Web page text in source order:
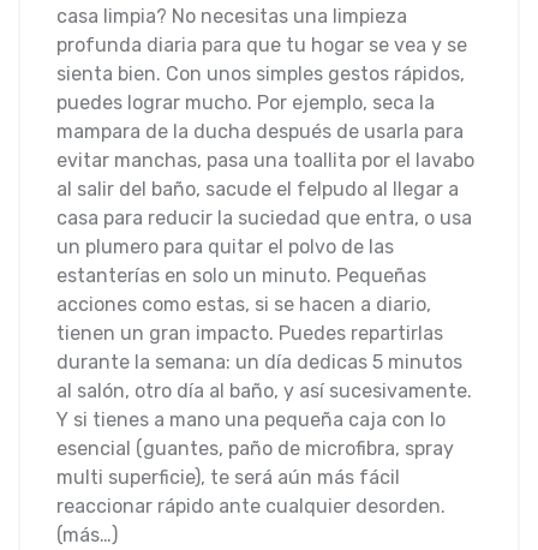
casa limpia? No necesitas una limpieza
profunda diaria para que tu hogar se vea y se
sienta bien. Con unos simples gestos rápidos,
puedes lograr mucho. Por ejemplo, seca la
mampara de la ducha después de usarla para
evitar manchas, pasa una toallita por el lavabo
al salir del baño, sacude el felpudo al llegar a
casa para reducir la suciedad que entra, o usa
un plumero para quitar el polvo de las
estanterías en solo un minuto. Pequeñas
acciones como estas, si se hacen a diario,
tienen un gran impacto. Puedes repartirlas
durante la semana: un día dedicas 5 minutos
al salón, otro día al baño, y así sucesivamente.
Y si tienes a mano una pequeña caja con lo
esencial (guantes, paño de microfibra, spray
multi superficie), te será aún más fácil
reaccionar rápido ante cualquier desorden.
(más…)